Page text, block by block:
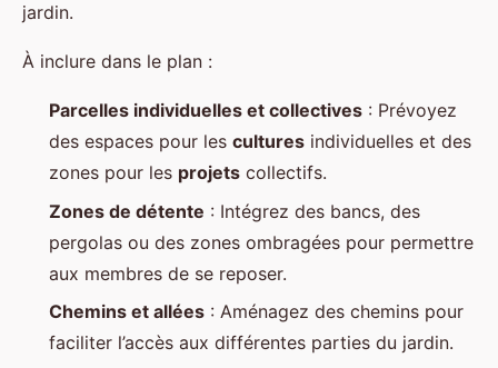
jardin.
À inclure dans le plan :
Parcelles individuelles et collectives : Prévoyez
des espaces pour les cultures individuelles et des
zones pour les projets collectifs.
Zones de détente : Intégrez des bancs, des
pergolas ou des zones ombragées pour permettre
aux membres de se reposer.
Chemins et allées : Aménagez des chemins pour
faciliter l’accès aux différentes parties du jardin.